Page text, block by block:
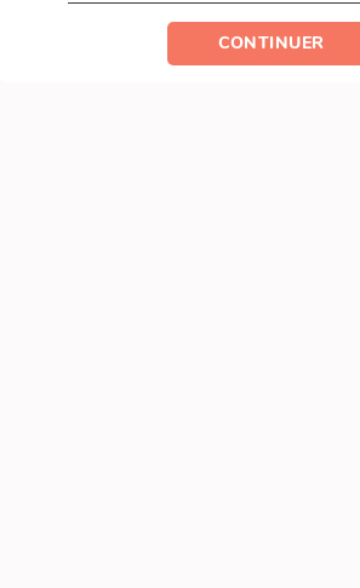
CONTINUER